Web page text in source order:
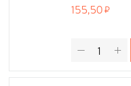
155,50